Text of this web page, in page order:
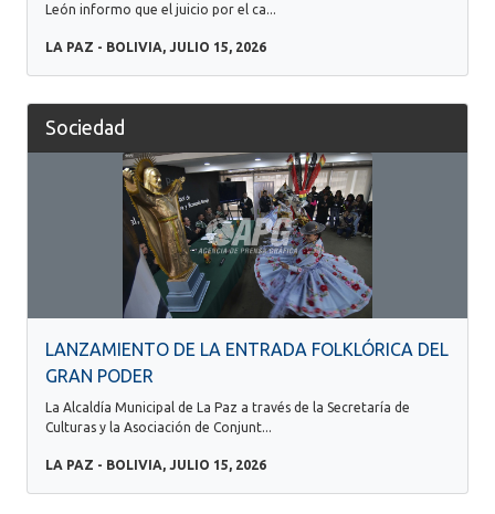
León informo que el juicio por el ca...
LA PAZ - BOLIVIA, JULIO 15, 2026
Sociedad
LANZAMIENTO DE LA ENTRADA FOLKLÓRICA DEL
GRAN PODER
La Alcaldía Municipal de La Paz a través de la Secretaría de
Culturas y la Asociación de Conjunt...
LA PAZ - BOLIVIA, JULIO 15, 2026